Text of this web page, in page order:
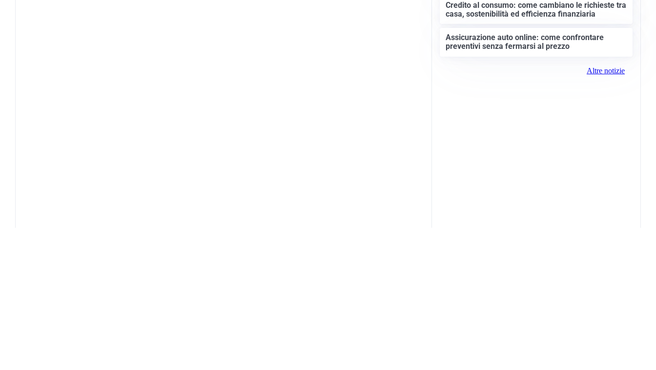
Credito al consumo: come cambiano le richieste tra
casa, sostenibilità ed efficienza finanziaria
Assicurazione auto online: come confrontare
preventivi senza fermarsi al prezzo
Altre notizie